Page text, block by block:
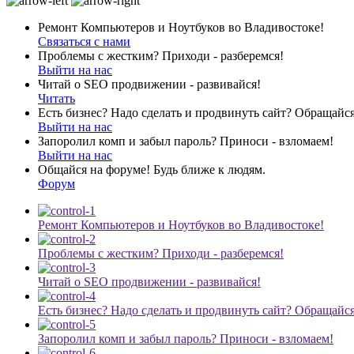
Ремонт Компьютеров и Ноутбуков во Владивостоке!
Связаться с нами
Проблемы с жестким? Приходи - разберемся!
Выйти на нас
Читай о SEO продвижении - развивайся!
Читать
Есть бизнес? Надо сделать и продвинуть сайт?
Выйти на нас
Запоролил комп и забыл пароль? Приноси - взломаем!
Выйти на нас
Общайся на форуме! Будь ближе к людям.
Форум
Ремонт Компьютеров и Ноутбуков во Владивостоке!
Проблемы с жестким? Приходи - разберемся!
Читай о SEO продвижении - развивайся!
Есть бизнес? Надо сделать и продвинуть сайт?
Запоролил комп и забыл пароль? Приноси - взломаем!